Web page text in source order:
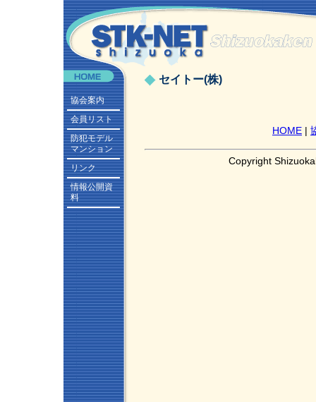
協会案内
会員リスト
防犯モデル
マンション
リンク
情報公開資
料
セイトー(株)
HOME |
Copyright